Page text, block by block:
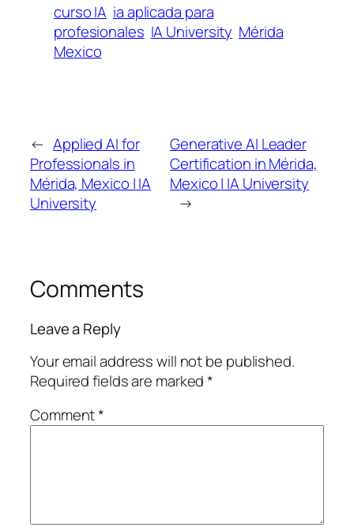
curso IA ia aplicada para
profesionales IA University Mérida
Mexico
← Applied AI for
Professionals in
Mérida, Mexico | IA
University
Generative AI Leader
Certification in Mérida,
Mexico | IA University
→
Comments
Leave a Reply
Your email address will not be published.
Required fields are marked*
Comment*